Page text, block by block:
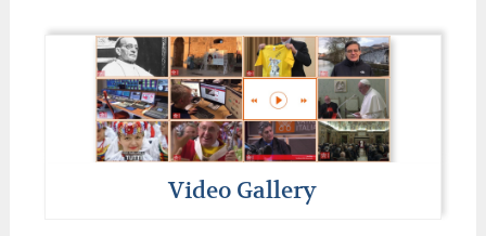
Video Gallery